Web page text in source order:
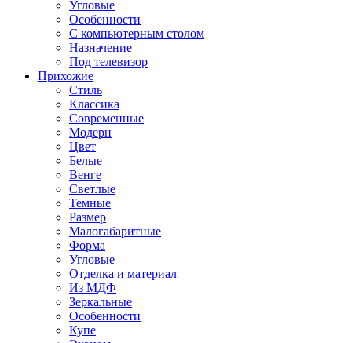
Угловые
Особенности
С компьютерным столом
Назначение
Под телевизор
Прихожие
Стиль
Классика
Современные
Модерн
Цвет
Белые
Венге
Светлые
Темные
Размер
Малогабаритные
Форма
Угловые
Отделка и материал
Из МДФ
Зеркальные
Особенности
Купе